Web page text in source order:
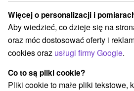
Kategorie
Wszystkie kategorie
Pobyty z
Wellness pobyty(217) Wyjazdy
Romantyczne wypady
Wakacje rodzinne(149)
Więcej o personalizacji i
Aby wiedzieć, co dzieje się na
oraz móc dostosować oferty i
cookies oraz usługi firmy Google.
Co to są pliki cookie?
Pliki cookie to małe pliki tekstowe,